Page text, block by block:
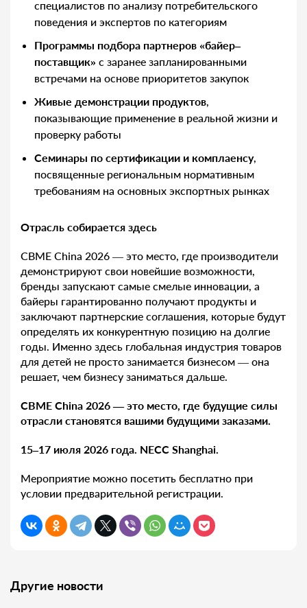
специалистов по анализу потребительского
поведения и экспертов по категориям
Программы подбора партнеров «байер–
поставщик» с заранее запланированными
встречами на основе приоритетов закупок
Живые демонстрации продуктов,
показывающие применение в реальной жизни и
проверку работы
Семинары по сертификации и комплаенсу,
посвященные региональным нормативным
требованиям на основных экспортных рынках
Отрасль собирается здесь
CBME China 2026 — это место, где производители
демонстрируют свои новейшие возможности,
бренды запускают самые смелые инновации, а
байеры гарантированно получают продукты и
заключают партнерские соглашения, которые будут
определять их конкурентную позицию на долгие
годы. Именно здесь глобальная индустрия товаров
для детей не просто занимается бизнесом — она
решает, чем бизнесу заниматься дальше.
CBME China 2026 — это место, где будущие силы
отрасли становятся вашими будущими заказами.
15–17 июля 2026 года. NECC Shanghai.
Мероприятие можно посетить бесплатно при
условии предварительной регистрации.
Другие новости